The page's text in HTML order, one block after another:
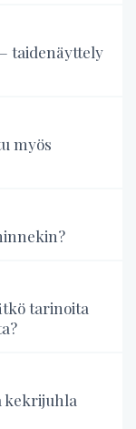
taidenäyttely
myös
tarinoita
kekrijuhla